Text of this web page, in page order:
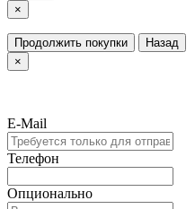
×
Продолжить покупки
Назад
×
E-Mail
Телефон
Опционально